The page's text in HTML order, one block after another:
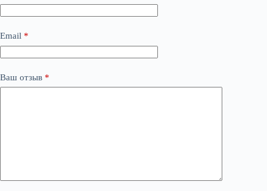
Email *
Ваш отзыв *